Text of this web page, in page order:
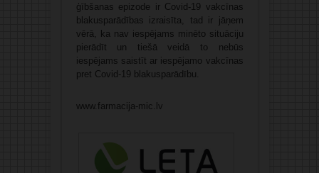
ģībšanas epizode ir Covid-19 vakcīnas
blakusparādības izraisīta, tad ir jāņem
vērā, ka nav iespējams minēto situāciju
pierādīt un tiešā veidā to nebūs
iespējams saistīt ar iespējamo vakcīnas
pret Covid-19 blakusparādību.
www.farmacija-mic.lv